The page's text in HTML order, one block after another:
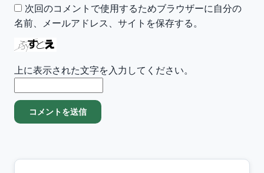
次回のコメントで使用するためブラウザーに自分の
名前、メールアドレス、サイトを保存する。
上に表示された文字を入力してください。